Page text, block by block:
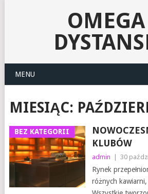
MENU
MIESIĄC:
BEZ KATEGORII
KLUBÓW
admin 30
Rynek
różnych